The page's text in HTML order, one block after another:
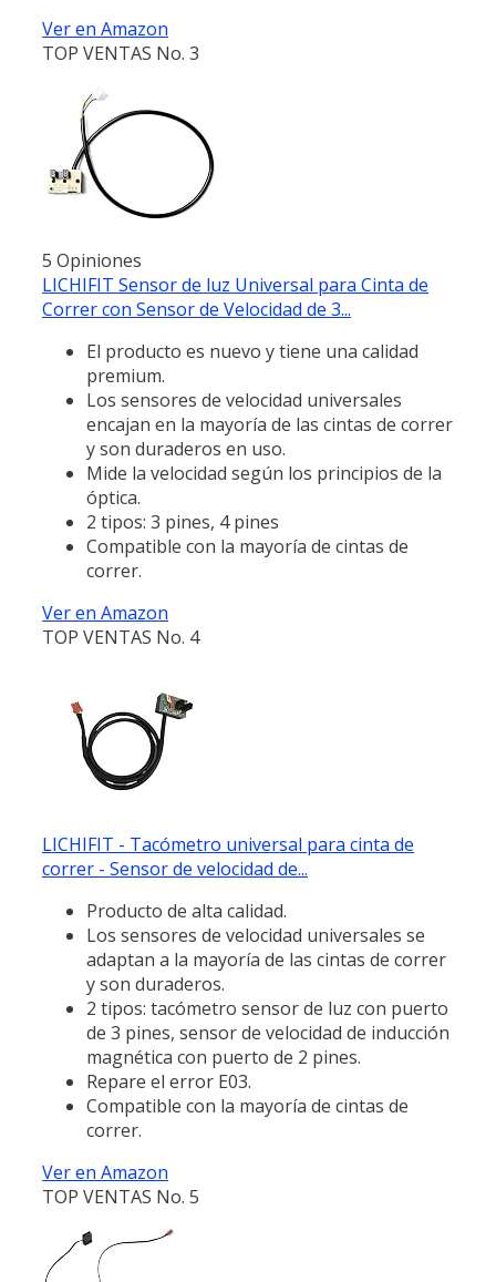
Ver en Amazon
TOP VENTAS No. 3
5 Opiniones
LICHIFIT Sensor de luz Universal para Cinta de
Correr con Sensor de Velocidad de 3...
El producto es nuevo y tiene una calidad
premium.
Los sensores de velocidad universales
encajan en la mayoría de las cintas de correr
y son duraderos en uso.
Mide la velocidad según los principios de la
óptica.
2 tipos: 3 pines, 4 pines
Compatible con la mayoría de cintas de
correr.
Ver en Amazon
TOP VENTAS No. 4
LICHIFIT - Tacómetro universal para cinta de
correr - Sensor de velocidad de...
Producto de alta calidad.
Los sensores de velocidad universales se
adaptan a la mayoría de las cintas de correr
y son duraderos.
2 tipos: tacómetro sensor de luz con puerto
de 3 pines, sensor de velocidad de inducción
magnética con puerto de 2 pines.
Repare el error E03.
Compatible con la mayoría de cintas de
correr.
Ver en Amazon
TOP VENTAS No. 5